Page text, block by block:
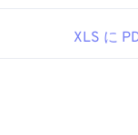
XLS に